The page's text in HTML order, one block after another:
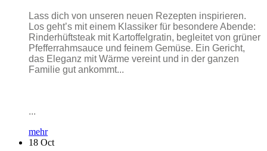
Lass dich von unseren neuen Rezepten inspirieren.
Los geht’s mit einem Klassiker für besondere Abende:
Rinderhüftsteak mit Kartoffelgratin, begleitet von grüner
Pfefferrahmsauce und feinem Gemüse. Ein Gericht,
das Eleganz mit Wärme vereint und in der ganzen
Familie gut ankommt...
...
mehr
18 Oct